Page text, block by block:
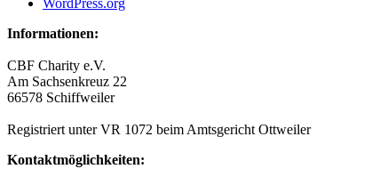
Informationen:
CBF Charity e.V.
Am Sachsenkreuz 22
66578 Schiffweiler
Registriert unter VR 1072 beim Amtsgericht Ottweiler
Kontaktmöglichkeiten: